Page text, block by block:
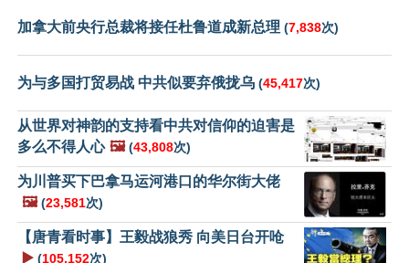
加拿大前央行总裁将接任杜鲁道成新总理 (7,838次)
为与多国打贸易战 中共似要弃俄拢乌 (45,417次)
从世界对神韵的支持看中共对信仰的迫害是
多么不得人心 🖼️ (43,808次)
为川普买下巴拿马运河港口的华尔街大佬
🖼️ (23,581次)
【唐青看时事】王毅战狼秀 向美日台开呛
▶️ (105,152次)